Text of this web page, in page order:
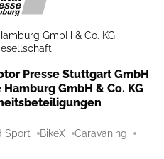
GmbH & Co. KG
Presse Stuttgart GmbH
GmbH & Co. KG
Sport BikeX Caravaning